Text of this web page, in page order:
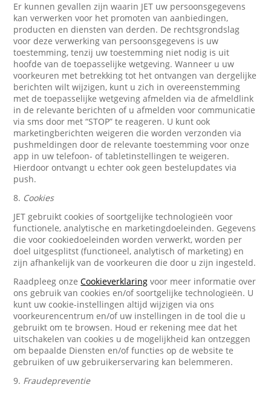
Er kunnen gevallen zijn waarin JET uw persoonsgegevens
kan verwerken voor het promoten van aanbiedingen,
producten en diensten van derden. De rechtsgrondslag
voor deze verwerking van persoonsgegevens is uw
toestemming, tenzij uw toestemming niet nodig is uit
hoofde van de toepasselijke wetgeving. Wanneer u uw
voorkeuren met betrekking tot het ontvangen van dergelijke
berichten wilt wijzigen, kunt u zich in overeenstemming
met de toepasselijke wetgeving afmelden via de afmeldlink
in de relevante berichten of u afmelden voor communicatie
via sms door met “STOP” te reageren. U kunt ook
marketingberichten weigeren die worden verzonden via
pushmeldingen door de relevante toestemming voor onze
app in uw telefoon- of tabletinstellingen te weigeren.
Hierdoor ontvangt u echter ook geen bestelupdates via
push.
8. Cookies
JET gebruikt cookies of soortgelijke technologieën voor
functionele, analytische en marketingdoeleinden. Gegevens
die voor cookiedoeleinden worden verwerkt, worden per
doel uitgesplitst (functioneel, analytisch of marketing) en
zijn afhankelijk van de voorkeuren die door u zijn ingesteld.
Raadpleeg onzeCookieverklaring voor meer informatie over
ons gebruik van cookies en/of soortgelijke technologieën. U
kunt uw cookie-instellingen altijd wijzigen via ons
voorkeurencentrum en/of uw instellingen in de tool die u
gebruikt om te browsen. Houd er rekening mee dat het
uitschakelen van cookies u de mogelijkheid kan ontzeggen
om bepaalde Diensten en/of functies op de website te
gebruiken of uw gebruikerservaring kan belemmeren.
9. Fraudepreventie